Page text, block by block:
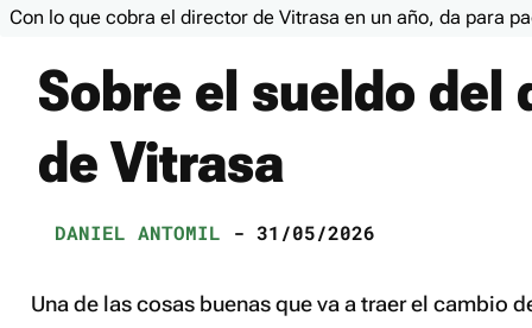
Con lo que cobra el director de Vitrasa en un año, da para
Sobre el sueldo del
de Vitrasa
DANIEL ANTOMIL - 31/05/2026
Una de las cosas buenas que va a traer el cambio